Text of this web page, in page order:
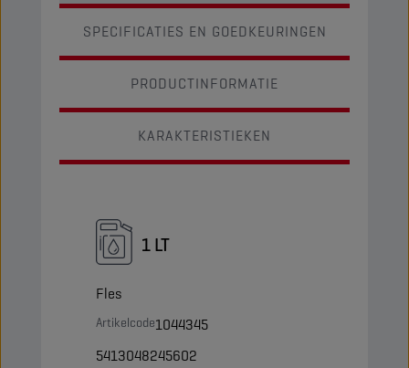
SPECIFICATIES EN GOEDKEURINGEN
PRODUCTINFORMATIE
KARAKTERISTIEKEN
1 LT
Fles
Artikelcode1044345
5413048245602